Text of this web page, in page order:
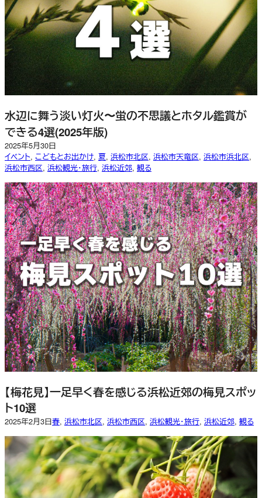
水辺に舞う淡い灯火〜蛍の不思議とホタル鑑賞が
できる4選(2025年版)
2025年5月30日
イベント, こどもとお出かけ, 夏, 浜松市北区, 浜松市天竜区, 浜松市浜北区
浜松市西区, 浜松観光・旅行, 浜松近郊, 観る
【梅花見】一足早く春を感じる浜松近郊の梅見スポッ
ト10選
2025年2月3日春, 浜松市北区, 浜松市西区, 浜松観光・旅行, 浜松近郊, 観る